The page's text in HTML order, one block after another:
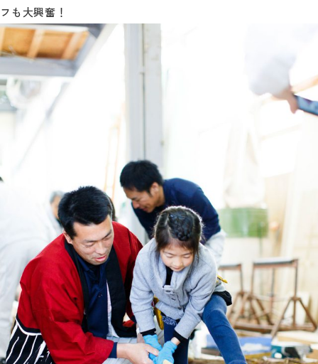
フも大興奮！